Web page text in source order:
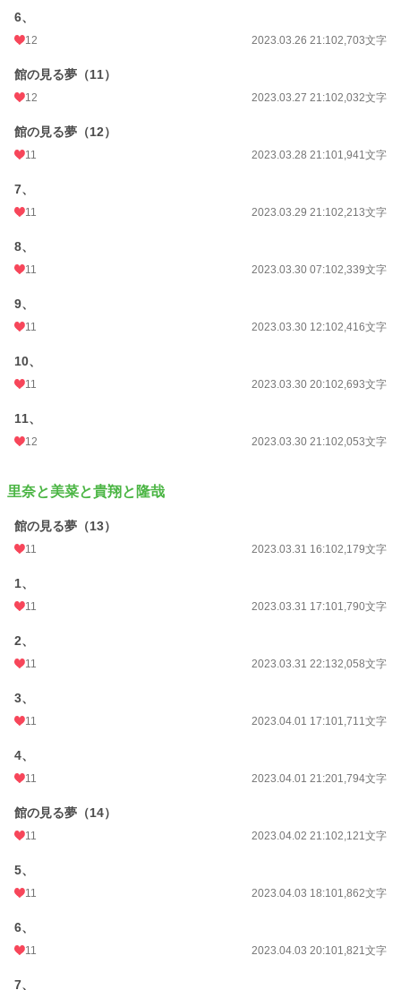
6、
12 2023.03.26 21:102,703文字
館の見る夢（11）
12 2023.03.27 21:102,032文字
館の見る夢（12）
11 2023.03.28 21:101,941文字
7、
11 2023.03.29 21:102,213文字
8、
11 2023.03.30 07:102,339文字
9、
11 2023.03.30 12:102,416文字
10、
11 2023.03.30 20:102,693文字
11、
12 2023.03.30 21:102,053文字
里奈と美菜と貴翔と隆哉
館の見る夢（13）
11 2023.03.31 16:102,179文字
1、
11 2023.03.31 17:101,790文字
2、
11 2023.03.31 22:132,058文字
3、
11 2023.04.01 17:101,711文字
4、
11 2023.04.01 21:201,794文字
館の見る夢（14）
11 2023.04.02 21:102,121文字
5、
11 2023.04.03 18:101,862文字
6、
11 2023.04.03 20:101,821文字
7、